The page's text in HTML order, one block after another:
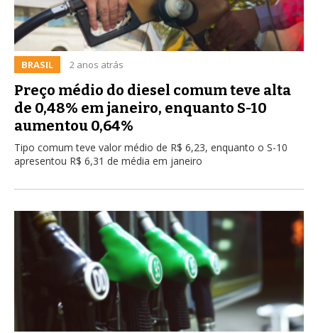
BRASIL 2 anos atrás
Preço médio do diesel comum teve alta
de 0,48% em janeiro, enquanto S-10
aumentou 0,64%
Tipo comum teve valor médio de R$ 6,23, enquanto o S-10
apresentou R$ 6,31 de média em janeiro